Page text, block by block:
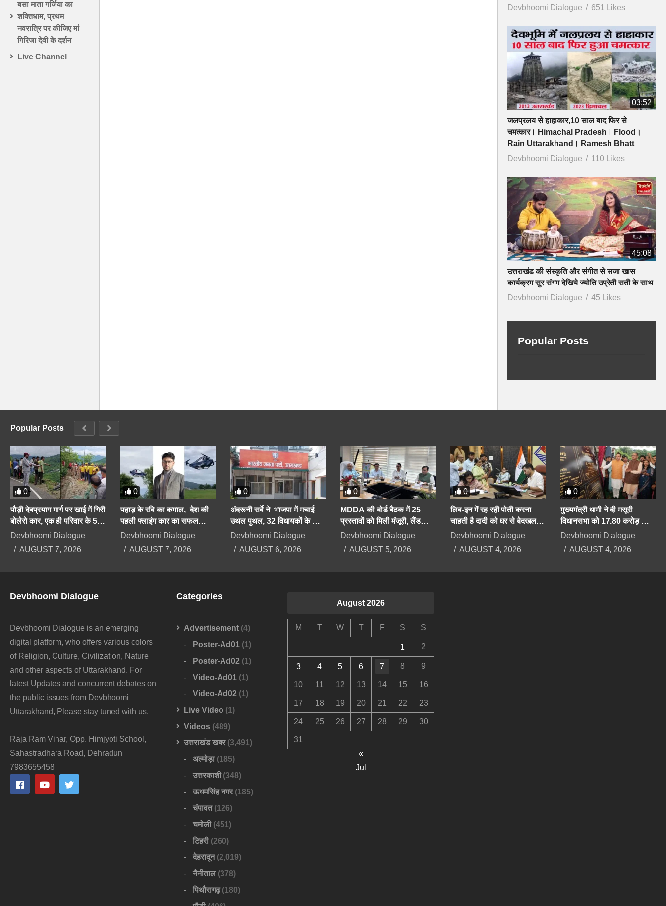
बसा माता गर्जिया का
शक्तिधाम, प्रथम
नवरात्रि पर कीजिए मां
गिरिजा देवी के दर्शन
Live Channel
Devbhoomi Dialogue
651 Likes
03:52
जलप्रलय से हाहाकार,10 साल बाद फिर से
चमत्कार। Himachal Pradesh। Flood।
Rain Uttarakhand। Ramesh Bhatt
Devbhoomi Dialogue
110 Likes
45:08
उत्तराखंड की संस्कृति और संगीत से सजा खास
कार्यक्रम सुर संगम देखिये ज्योति उप्रेती सती के साथ
Devbhoomi Dialogue
45 Likes
Popular Posts
Popular Posts
0
पौड़ी देवप्रयाग मार्ग पर खाई में गिरी
बोलेरो कार, एक ही परिवार के 5
लोगों की दर्दनाक मौत
Devbhoomi Dialogue
AUGUST 7, 2026
0
पहाड़ के रवि का कमाल, देश की
पहली फ्लाइंग कार का सफल
परीक्षण करके दिया बड़ा संदेश
Devbhoomi Dialogue
AUGUST 7, 2026
0
अंदरूनी सर्वे ने भाजपा में मचाई
उथल पुथल, 32 विधायकों के कट
सकते हैं टिकट, सीएम को भी सेफ
Devbhoomi Dialogue
AUGUST 6, 2026
0
MDDA की बोर्ड बैठक में 25
प्रस्तावों को मिली मंजूरी, लैंड
पूलिंग, पर्यटन, औद्योगिक भवनों पर
Devbhoomi Dialogue
AUGUST 5, 2026
0
लिव-इन में रह रही पोती करना
चाहती है दादी को घर से बेदखल,
बिगड़ैल पोती पर महिला सेल करेगी
Devbhoomi Dialogue
AUGUST 4, 2026
0
मुख्यमंत्री धामी ने दी मसूरी
विधानसभा को 17.80 करोड़ की
योजनाओं की सौगात
Devbhoomi Dialogue
AUGUST 4, 2026
Devbhoomi Dialogue
Devbhoomi Dialogue is an emerging
digital platform, who offers various colors
of Religion, Culture, Civilization, Nature
and other aspects of Uttarakhand. For
latest Updates and concurrent debates on
the public issues from Devbhoomi
Uttarakhand, Please stay tuned with us.
Raja Ram Vihar, Opp. Himjyoti School,
Sahastradhara Road, Dehradun
7983655458
Categories
Advertisement (4)
Poster-Ad01 (1)
Poster-Ad02 (1)
Video-Ad01 (1)
Video-Ad02 (1)
Live Video (1)
Videos (489)
उत्तराखंड खबर(3,491)
अल्मोड़ा(185)
उत्तरकाशी(348)
ऊधमसिंह नगर(185)
चंपावत(126)
चमोली(451)
टिहरी(260)
देहरादून(2,019)
नैनीताल(378)
पिथौरागढ़(180)
August 2026
M T W T F S S
1 2
3 4 5 6 7 8 9
10 11 12 13 14 15 16
17 18 19 20 21 22 23
24 25 26 27 28 29 30
31
«
Jul